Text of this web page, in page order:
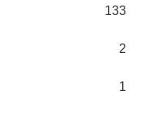
133
2
1